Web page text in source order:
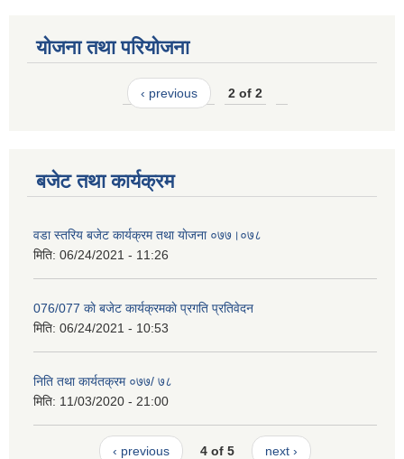
योजना तथा परियोजना
‹ previous 2 of 2
बजेट तथा कार्यक्रम
वडा स्तरिय बजेट कार्यक्रम तथा याेजना ०७७।०७८
मिति: 06/24/2021 - 11:26
076/077 काे बजेट कार्यक्रमकाे प्रगति प्रतिवेदन
मिति: 06/24/2021 - 10:53
निति तथा कार्यतक्रम ०७७/ ७८
मिति: 11/03/2020 - 21:00
‹ previous 4 of 5 next ›